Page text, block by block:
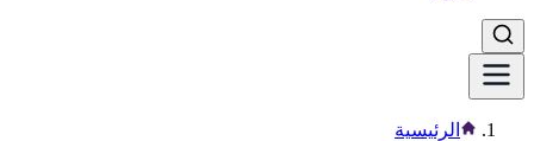
الرئيسية